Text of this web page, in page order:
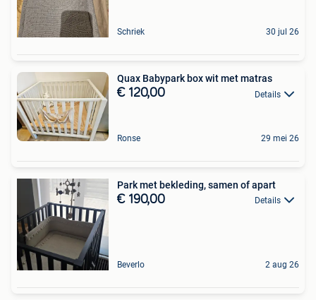
Schriek 30 jul 26
Quax Babypark box wit met matras
€ 120,00 Details
Ronse 29 mei 26
Park met bekleding, samen of apart
€ 190,00 Details
Beverlo 2 aug 26